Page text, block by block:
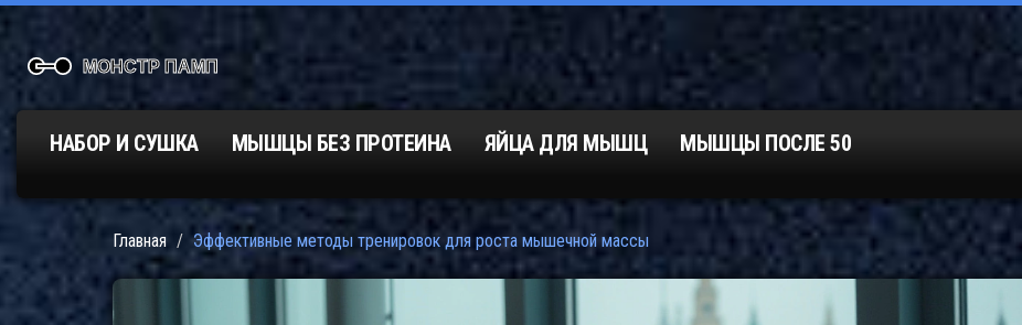
НАБОР И СУШКА МЫШЦЫ БЕЗ ПРОТЕИНА ЯЙЦА ДЛЯ МЫШЦ МЫШЦЫ ПОСЛЕ 50
Главная Эффективные методы тренировок для роста мышечной массы